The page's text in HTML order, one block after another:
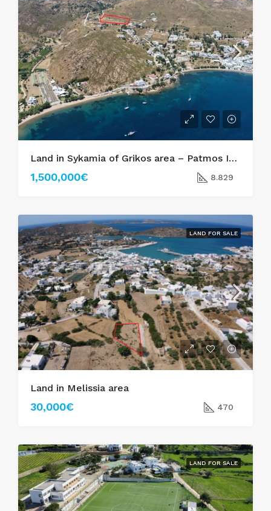
Land in Sykamia of Grikos area – Patmos Island
1,500,000€ 8.829
LAND FOR SALE
Land in Melissia area
30,000€ 470
LAND FOR SALE